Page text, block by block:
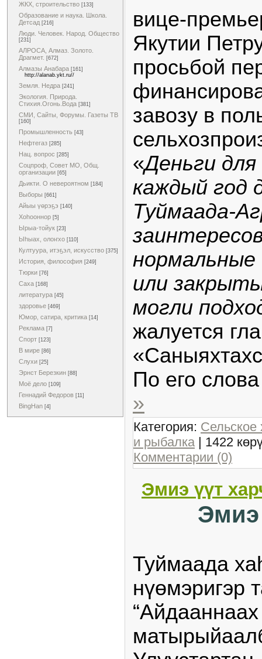
ЖКХ, строительство [133]
Образование и наука. Школа.
Детсад [216]
Люди. Человек. Народ. Общество
[231]
АЛРОСА, Алмаз. Золото.
Драгмет. [672]
Алмазы Анабара [161]
http://alanab.ykt.ru//
Земля. Недра [241]
Экология. Природа.
Стихия.Огонь.Вода [381]
СМИ, Сайты, Форумы. Газеты ТВ
[160]
Промышленность [43]
Нефтегаз [285]
Нац. вопрос [285]
Соцпроф, Совет МО, Общ.
организации [65]
Дьикти. О невероятном [184]
Выборы [661]
Айыы үөрэҕэ [140]
Хоһооннор [5]
Ырыа-тойук [23]
Ыһыах, олоҥхо [110]
Култуура, итэҕэл, искусство [375]
История, философия [249]
Тюрки [76]
Саха [168]
литература [45]
здоровье [469]
Юмор, сатира, критика [14]
Реклама [7]
Спорт [123]
В мире [86]
Слухи [25]
Эрнст Березкин [88]
Моё дело [109]
Геннадий Федоров [11]
BingHan [4]
вице-
Якутии
просьбой
завозу в
«Деньги
каждый год
Туймаада-
или
могли
жалуется
По его
»
Категория: Сельское
и рыбалка| 1422
Комментарии (0)
Эмиэ үүт
Эмиэ
Туймаада
нүөмэригэр